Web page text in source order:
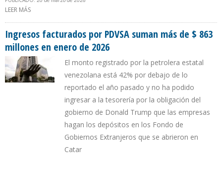
LEER MÁS
Ingresos facturados por PDVSA suman más de $ 863
millones en enero de 2026
El monto registrado por la petrolera estatal
venezolana está 42% por debajo de lo
reportado el año pasado y no ha podido
ingresar a la tesorería por la obligación del
gobierno de Donald Trump que las empresas
hagan los depósitos en los Fondo de
Gobiernos Extranjeros que se abrieron en
Catar